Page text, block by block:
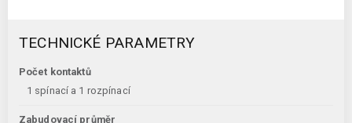
TECHNICKÉ PARAMETRY
Počet kontaktů
1 spínací a 1 rozpínací
Zabudovací průměr